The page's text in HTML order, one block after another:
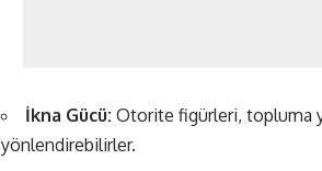
İkna Gücü: Otorite figürleri, topluma
yönlendirebilirler.